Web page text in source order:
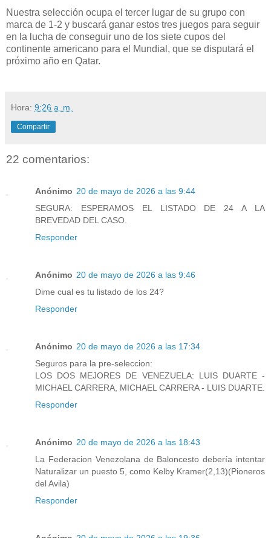
Nuestra selección ocupa el tercer lugar de su grupo con
marca de 1-2 y buscará ganar estos tres juegos para seguir
en la lucha de conseguir uno de los siete cupos del
continente americano para el Mundial, que se disputará el
próximo año en Qatar.
Hora: 9:26 a. m.
Compartir
22 comentarios:
Anónimo 20 de mayo de 2026 a las 9:44
SEGURA: ESPERAMOS EL LISTADO DE 24 A LA
BREVEDAD DEL CASO.
Responder
Anónimo 20 de mayo de 2026 a las 9:46
Dime cual es tu listado de los 24?
Responder
Anónimo 20 de mayo de 2026 a las 17:34
Seguros para la pre-seleccion:
LOS DOS MEJORES DE VENEZUELA: LUIS DUARTE -
MICHAEL CARRERA, MICHAEL CARRERA - LUIS DUARTE.
Responder
Anónimo 20 de mayo de 2026 a las 18:43
La Federacion Venezolana de Baloncesto debería intentar
Naturalizar un puesto 5, como Kelby Kramer(2,13)(Pioneros
del Avila)
Responder